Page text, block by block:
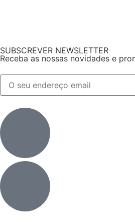
SUBSCREVER NEWSLETTER
Receba as nossas novidades e